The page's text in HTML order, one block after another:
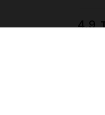
4.9